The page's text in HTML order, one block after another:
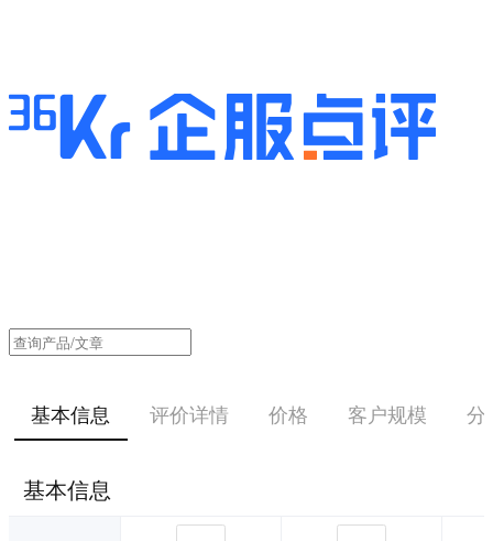
基本信息 评价详情 价格 客户规模 分
基本信息